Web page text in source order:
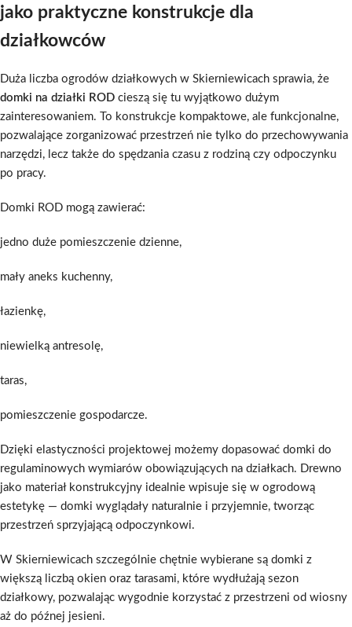
jako praktyczne konstrukcje dla
działkowców
Duża liczba ogrodów działkowych w Skierniewicach sprawia, że
domki na działki ROD cieszą się tu wyjątkowo dużym
zainteresowaniem. To konstrukcje kompaktowe, ale funkcjonalne,
pozwalające zorganizować przestrzeń nie tylko do przechowywania
narzędzi, lecz także do spędzania czasu z rodziną czy odpoczynku
po pracy.
Domki ROD mogą zawierać:
jedno duże pomieszczenie dzienne,
mały aneks kuchenny,
łazienkę,
niewielką antresolę,
taras,
pomieszczenie gospodarcze.
Dzięki elastyczności projektowej możemy dopasować domki do
regulaminowych wymiarów obowiązujących na działkach. Drewno
jako materiał konstrukcyjny idealnie wpisuje się w ogrodową
estetykę — domki wyglądały naturalnie i przyjemnie, tworząc
przestrzeń sprzyjającą odpoczynkowi.
W Skierniewicach szczególnie chętnie wybierane są domki z
większą liczbą okien oraz tarasami, które wydłużają sezon
działkowy, pozwalając wygodnie korzystać z przestrzeni od wiosny
aż do późnej jesieni.